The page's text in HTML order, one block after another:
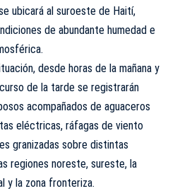
ubicará al suroeste de Haití,
de abundante humedad e
desde horas de la mañana y
de la tarde se registrarán
acompañados de aguaceros
eléctricas, ráfagas de viento
granizadas sobre distintas
regiones noreste, sureste, la
y la zona fronteriza.